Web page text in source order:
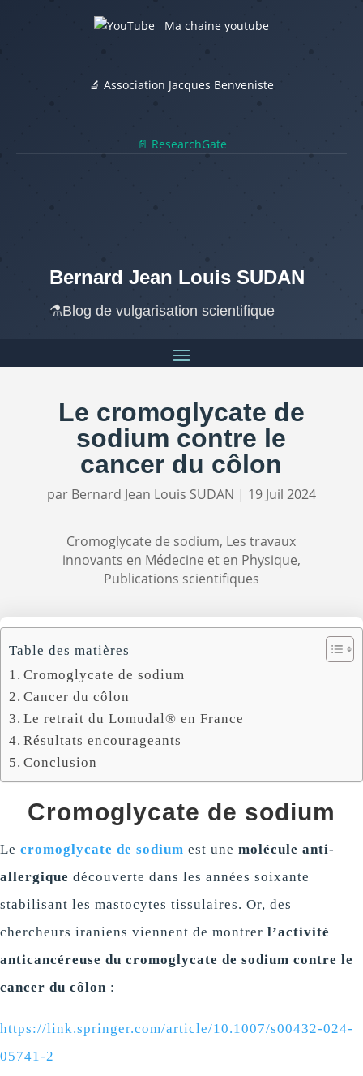
Ma chaine youtube
🔬 Association Jacques Benveniste
📄 ResearchGate
Bernard Jean Louis SUDAN
⚗️Blog de vulgarisation scientifique
Le cromoglycate de
sodium contre le
cancer du côlon
par Bernard Jean Louis SUDAN | 19 Juil 2024
Cromoglycate de sodium, Les travaux
innovants en Médecine et en Physique,
Publications scientifiques
Table des matières
Cromoglycate de sodium
Cancer du côlon
Le retrait du Lomudal® en France
Résultats encourageants
Conclusion
Cromoglycate de sodium
Le cromoglycate de sodium est une molécule anti-
allergique découverte dans les années soixante
stabilisant les mastocytes tissulaires. Or, des
chercheurs iraniens viennent de montrer l’activité
anticancéreuse du cromoglycate de sodium contre le
cancer du côlon :
https://link.springer.com/article/10.1007/s00432-024-
05741-2